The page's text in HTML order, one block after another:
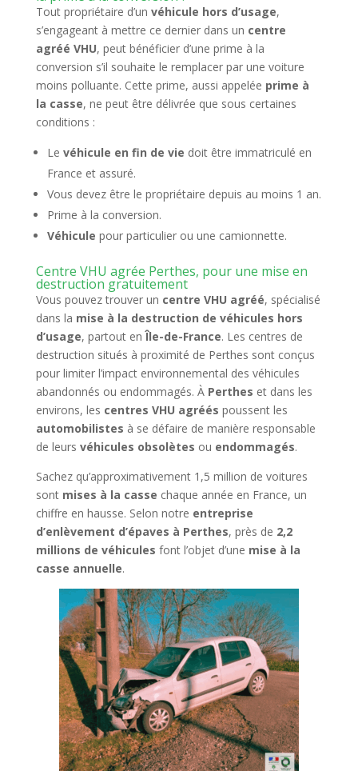
Tout propriétaire d’un véhicule hors d’usage,
s’engageant à mettre ce dernier dans un centre
agréé VHU, peut bénéficier d’une prime à la
conversion s’il souhaite le remplacer par une voiture
moins polluante. Cette prime, aussi appelée prime à
la casse, ne peut être délivrée que sous certaines
conditions :
Le véhicule en fin de vie doit être immatriculé en
France et assuré.
Vous devez être le propriétaire depuis au moins 1 an.
Prime à la conversion.
Véhicule pour particulier ou une camionnette.
Centre VHU agrée Perthes, pour une mise en
destruction gratuitement
Vous pouvez trouver un centre VHU agréé, spécialisé
dans la mise à la destruction de véhicules hors
d’usage, partout enÎle-de-France. Les centres de
destruction situés à proximité de Perthes sont conçus
pour limiter l’impact environnemental des véhicules
abandonnés ou endommagés. À Perthes et dans les
environs, les centres VHU agréés poussent les
automobilistes à se défaire de manière responsable
de leurs véhicules obsolètes ou endommagés.
Sachez qu’approximativement 1,5 million de voitures
sont mises à la casse chaque année en France, un
chiffre en hausse. Selon notre entreprise
d’enlèvement d’épaves à Perthes, près de 2,2
millions de véhicules font l’objet d’une mise à la
casse annuelle.